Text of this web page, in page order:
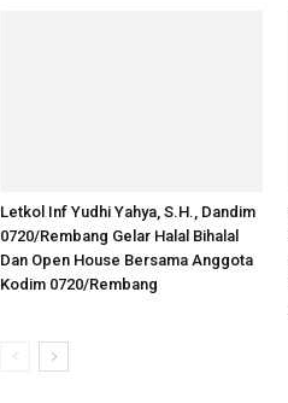
Letkol Inf Yudhi Yahya, S.H., Dandim
0720/Rembang Gelar Halal Bihalal
Dan Open House Bersama Anggota
Kodim 0720/Rembang